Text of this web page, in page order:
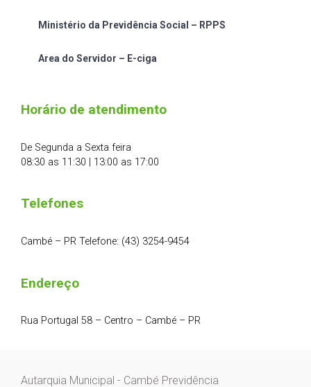
Ministério da Previdência Social – RPPS
Area do Servidor – E-ciga
Horário de atendimento
De Segunda a Sexta feira
08:30 as 11:30 | 13:00 as 17:00
Telefones
Cambé – PR Telefone: (43) 3254-9454
Endereço
Rua Portugal 58 – Centro – Cambé – PR
Autarquia Municipal - Cambé Previdência